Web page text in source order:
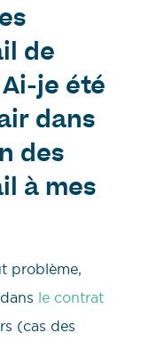
de
je été
dans
des
à mes
problème,
le contrat
(cas des